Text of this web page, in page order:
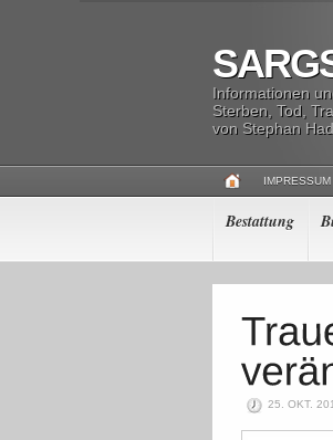
Informationen
Sterben, Tod,
von Stephan
IMPRESSUM
Bestattung
25. OKT.